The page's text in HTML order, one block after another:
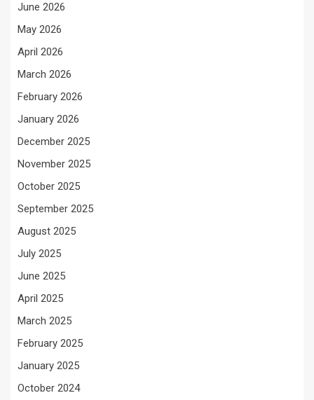
June 2026
May 2026
April 2026
March 2026
February 2026
January 2026
December 2025
November 2025
October 2025
September 2025
August 2025
July 2025
June 2025
April 2025
March 2025
February 2025
January 2025
October 2024